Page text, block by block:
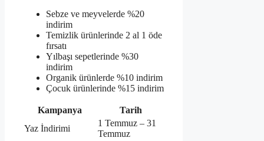
Sebze ve meyvelerde %20
indirim
Temizlik ürünlerinde 2 al 1 öde
fırsatı
Yılbaşı sepetlerinde %30
indirim
Organik ürünlerde %10 indirim
Çocuk ürünlerinde %15 indirim
Kampanya
Tarih
Yaz İndirimi
1 Temmuz – 31
Temmuz